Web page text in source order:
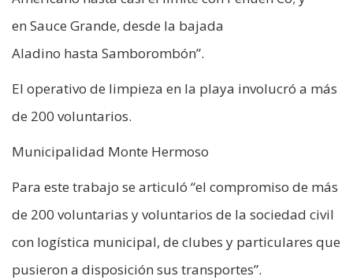
en Sauce Grande, desde la bajada
Aladino hasta Samborombón”.
El operativo de limpieza en la playa involucró a más
de 200 voluntarios.
Municipalidad Monte Hermoso
Para este trabajo se articuló “el compromiso de más
de 200 voluntarias y voluntarios de la sociedad civil
con logística municipal, de clubes y particulares que
pusieron a disposición sus transportes”.